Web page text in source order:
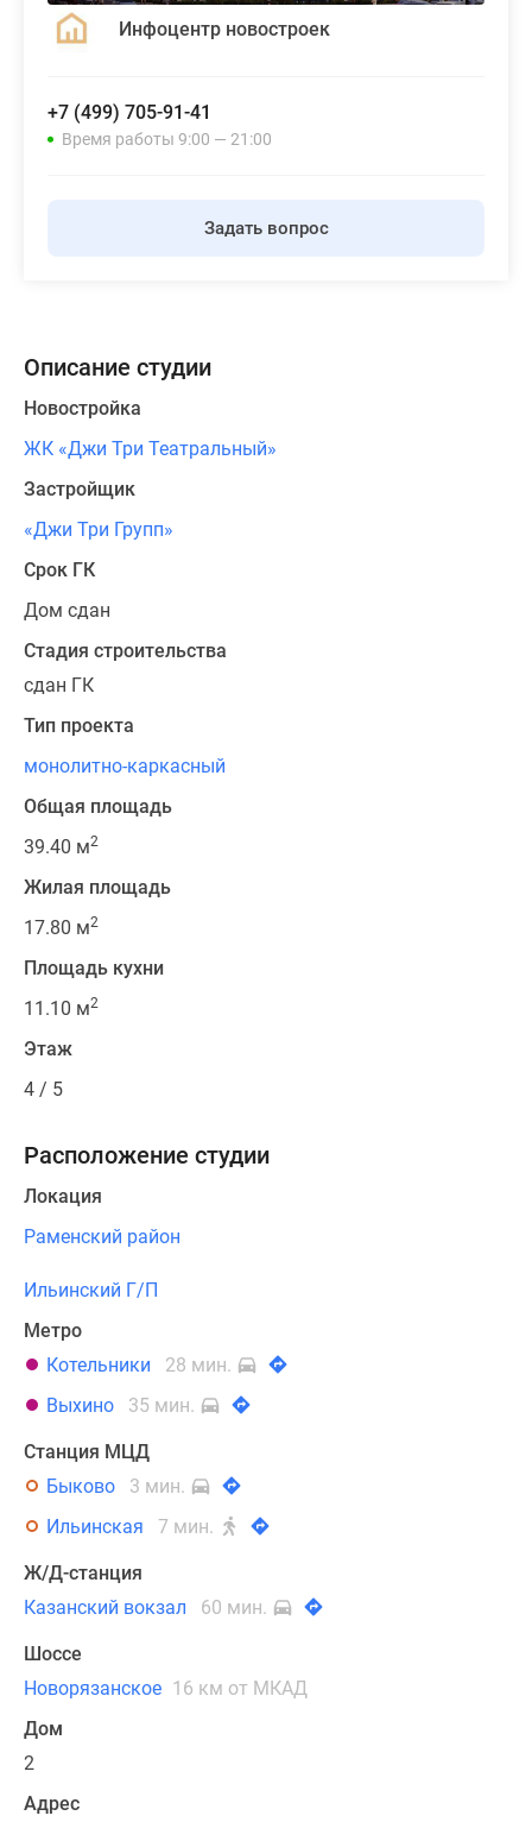
Инфоцентр новостроек
+7 (499) 705-91-41
Время работы 9:00 — 21:00
Задать вопрос
Описание студии
Новостройка
ЖК «Джи Три Театральный»
Застройщик
«Джи Три Групп»
Срок ГК
Дом сдан
Стадия строительства
сдан ГК
Тип проекта
монолитно-каркасный
Общая площадь
39.40 м2
Жилая площадь
17.80 м2
Площадь кухни
11.10 м2
Этаж
4 / 5
Расположение студии
Локация
Раменский район
Ильинский Г/П
Метро
Котельники
28 мин.
Выхино
35 мин.
Станция МЦД
Быково
3 мин.
Ильинская
7 мин.
Ж/Д-станция
Казанский вокзал
60 мин.
Шоссе
Новорязанское 16 км от МКАД
Дом
2
Адрес